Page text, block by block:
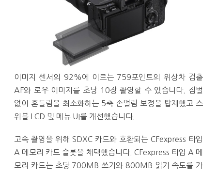
이미지 센서의 92%에 이르는 759포인트의 위상차 검출
AF와 로우 이미지를 초당 10장 촬영할 수 있습니다. 짐벌
없이 흔들림을 최소화하는 5축 손떨림 보정을 탑재했고 스
위블 LCD 및 메뉴 UI를 개선했습니다.
고속 촬영을 위해 SDXC 카드와 호환되는 CFexpress 타입
A 메모리 카드 슬롯을 채택했습니다. CFexpress 타입 A 메
모리 카드는 초당 700MB 쓰기와 800MB 읽기 속도를 가